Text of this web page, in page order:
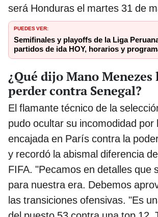
será Honduras el martes 31 de
PUEDES VER:
Semifinales y playoffs de la Liga
partidos de ida HOY, horarios y
¿Qué dijo Mano Menezes
perder contra Senegal?
El flamante técnico de la
pudo ocultar su incomodidad por
encajada en París contra la
y recordó la abismal diferencia
FIFA. "Pecamos en detalles que
para nuestra era. Debemos
las transiciones ofensivas. "Es